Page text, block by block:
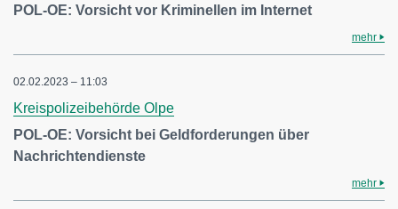
POL-OE: Vorsicht vor Kriminellen im Internet
mehr
02.02.2023 – 11:03
Kreispolizeibehörde Olpe
POL-OE: Vorsicht bei Geldforderungen über
Nachrichtendienste
mehr